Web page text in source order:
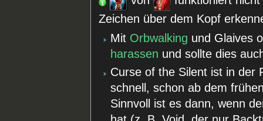
Zeichen über dem Kopf
Mit Orbwalking und Glaives
harassen und sollte dies
Curse of the Silent ist in der
schnell, schon ab dem
Sinnvoll ist es dann, wenn